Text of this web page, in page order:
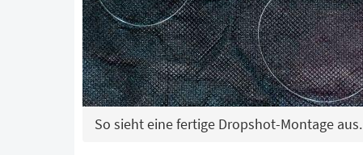
So sieht eine fertige Dropshot-Montage aus.